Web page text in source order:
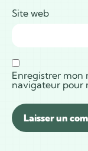
Site web
Enregistrer mon
navigateur pour